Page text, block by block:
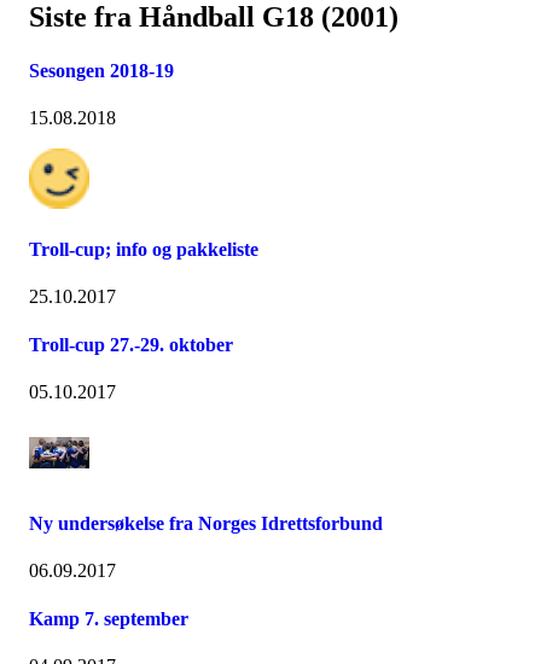
Siste fra Håndball G18 (2001)
Sesongen 2018-19
15.08.2018
Troll-cup; info og pakkeliste
25.10.2017
Troll-cup 27.-29. oktober
05.10.2017
Ny undersøkelse fra Norges Idrettsforbund
06.09.2017
Kamp 7. september